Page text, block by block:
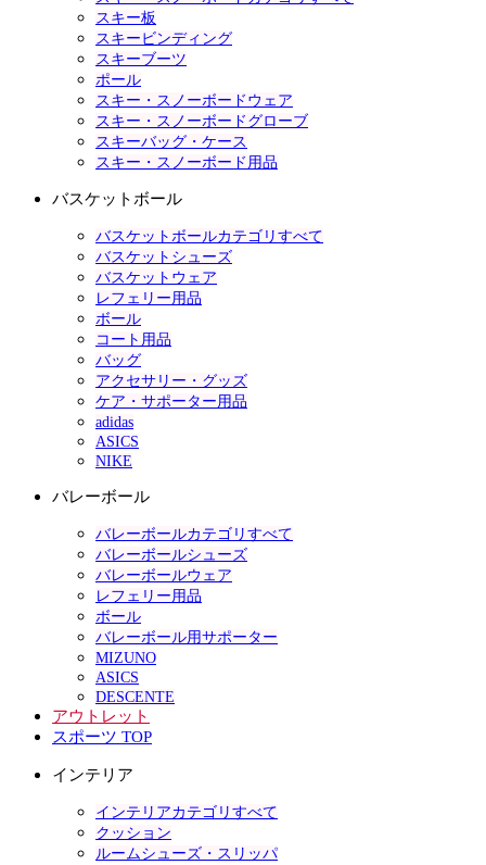
スキー板
スキービンディング
スキーブーツ
ポール
スキー・スノーボードウェア
スキー・スノーボードグローブ
スキーバッグ・ケース
スキー・スノーボード用品
バスケットボール
バスケットボールカテゴリすべて
バスケットシューズ
バスケットウェア
レフェリー用品
ボール
コート用品
バッグ
アクセサリー・グッズ
ケア・サポーター用品
adidas
ASICS
NIKE
バレーボール
バレーボールカテゴリすべて
バレーボールシューズ
バレーボールウェア
レフェリー用品
ボール
バレーボール用サポーター
MIZUNO
ASICS
DESCENTE
アウトレット
スポーツ TOP
インテリア
インテリアカテゴリすべて
クッション
ルームシューズ・スリッパ